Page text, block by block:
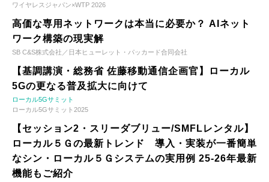
ワイヤレスジャパン×WTP 2026
高価な専用ネットワークは本当に必要か？ AIネット
ワーク構築の現実解
SB C&S株式会社／日本ヒューレット・パッカード合同会社
【基調講演・総務省 佐藤移動通信企画官】ローカル
5Gの更なる普及拡大に向けて
ローカル5Gサミット
ローカル5Gサミット2025
【セッション2・スリーダブリュー/SMFLレンタル】
ローカル５Ｇの最新トレンド 導入・実装が一番簡単
なシン・ローカル５Ｇシステムの実用例 25-26年最新
機能もご紹介